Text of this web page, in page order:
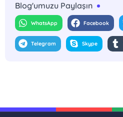
Blog'umuzu Paylaşın
WhatsApp Facebook
Telegram Skype